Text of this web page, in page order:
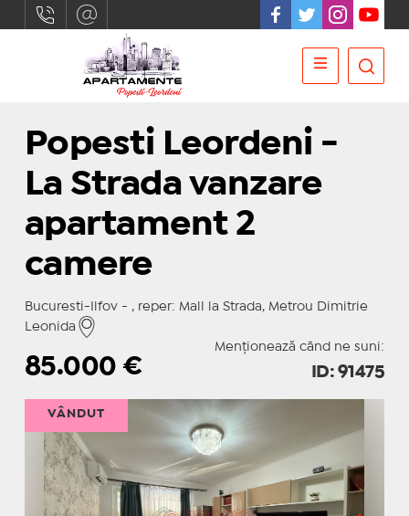
Popesti Leordeni -
La Strada vanzare
apartament 2
camere
Bucuresti-Ilfov - , reper: Mall la Strada, Metrou Dimitrie
Leonida
Menționează când ne suni:
85.000€ ID: 91475
VÂNDUT